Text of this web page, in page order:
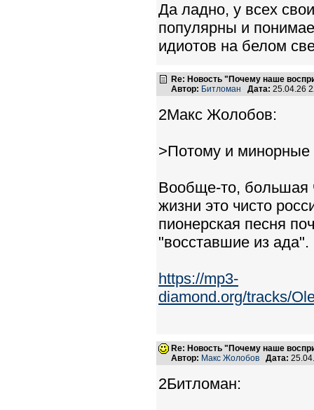
Да ладно, у всех
популярны и
идиотов на белом
Re: Новость "Почему наше
Автор: Битломан Дата: 25.04.26
2Макс Жолобов:
>Потому и
Вообще-то, большая
жизни это чисто
пионерская песня
"восставшие из ада".
https://mp3-
diamond.org/tracks/
Re: Новость "Почему наше
Автор: Макс Жолобов Дата:
2Битломан: